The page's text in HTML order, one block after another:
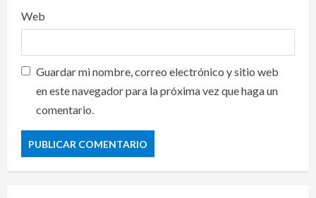
Web
Guardar mi nombre, correo electrónico y sitio web
en este navegador para la próxima vez que haga un
comentario.